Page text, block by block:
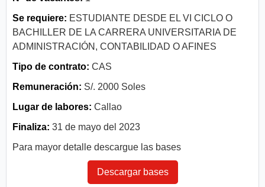
Se requiere: ESTUDIANTE DESDE EL VI CICLO O
BACHILLER DE LA CARRERA UNIVERSITARIA DE
ADMINISTRACIÓN, CONTABILIDAD O AFINES
Tipo de contrato: CAS
Remuneración: S/. 2000 Soles
Lugar de labores: Callao
Finaliza: 31 de mayo del 2023
Para mayor detalle descargue las bases
Descargar bases